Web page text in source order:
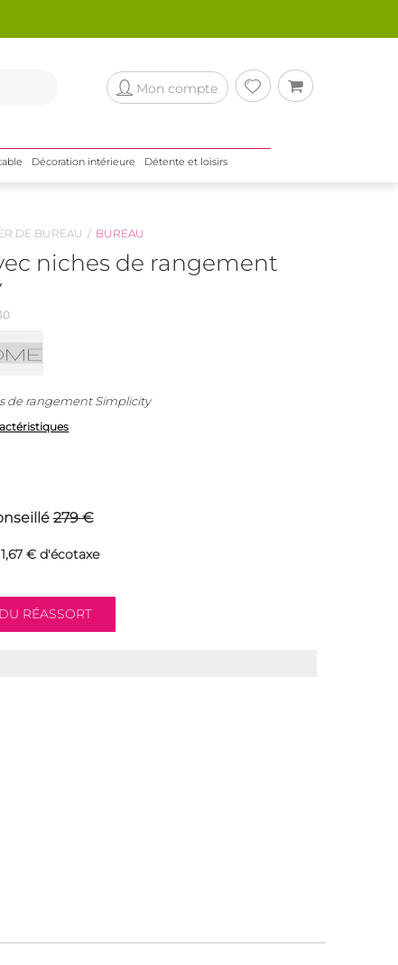
Mon compte
Décoration intérieure Détente et loisirs
DE BUREAU BUREAU
niches de rangement
de rangement Simplicity
279 €
€ d'écotaxe